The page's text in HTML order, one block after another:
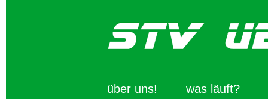
über uns! was läuft?